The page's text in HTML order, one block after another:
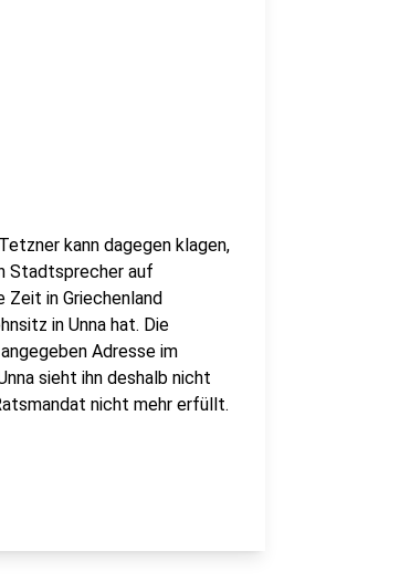
kann dagegen klagen,
Stadtsprecher auf
Zeit in Griechenland
in Unna hat. Die
Adresse im
sieht ihn deshalb nicht
nicht mehr erfüllt.